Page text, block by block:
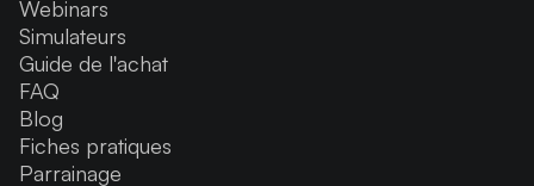
Webinars
Simulateurs
Guide de l'achat
FAQ
Blog
Fiches pratiques
Parrainage